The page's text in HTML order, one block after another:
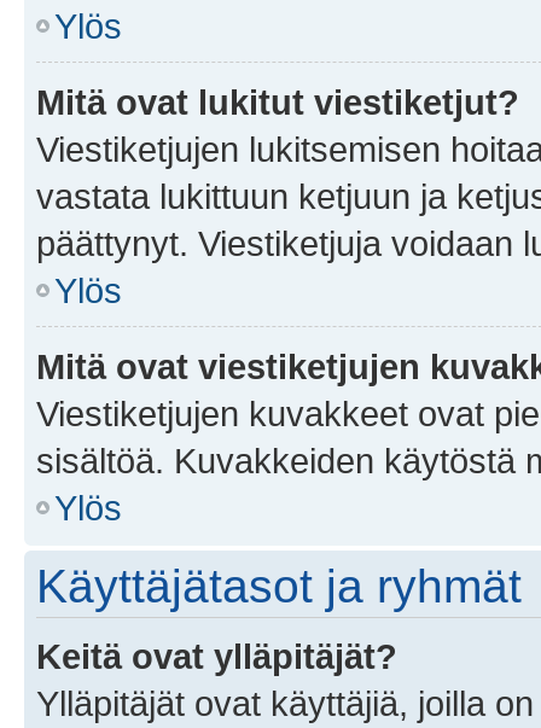
Ylös
Mitä ovat lukitut viestiketjut?
Viestiketjujen lukitsemisen
vastata lukittuun ketjuun ja
päättynyt. Viestiketjuja voidaan
Ylös
Mitä ovat viestiketjujen
Viestiketjujen kuvakkeet ovat
sisältöä. Kuvakkeiden käytöstä
Ylös
Käyttäjätasot ja ryhmät
Keitä ovat ylläpitäjät?
Ylläpitäjät ovat käyttäjiä, joilla